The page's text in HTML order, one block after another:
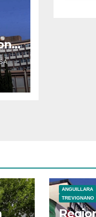
ANGUILLARA
TREVIGNANO